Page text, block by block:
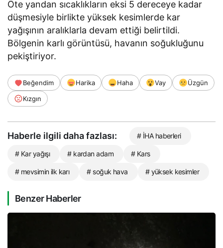
Öte yandan sıcaklıkların eksi 5 dereceye kadar
düşmesiyle birlikte yüksek kesimlerde kar
yağışının aralıklarla devam ettiği belirtildi.
Bölgenin karlı görüntüsü, havanın soğukluğunu
pekiştiriyor.
Beğendim Harika Haha Vay
Üzgün
Kızgın
Haberle ilgili daha fazlası: # İHA haberleri
# Kar yağışı # kardan adam # Kars
# mevsimin ilk karı # soğuk hava # yüksek kesimler
Benzer Haberler